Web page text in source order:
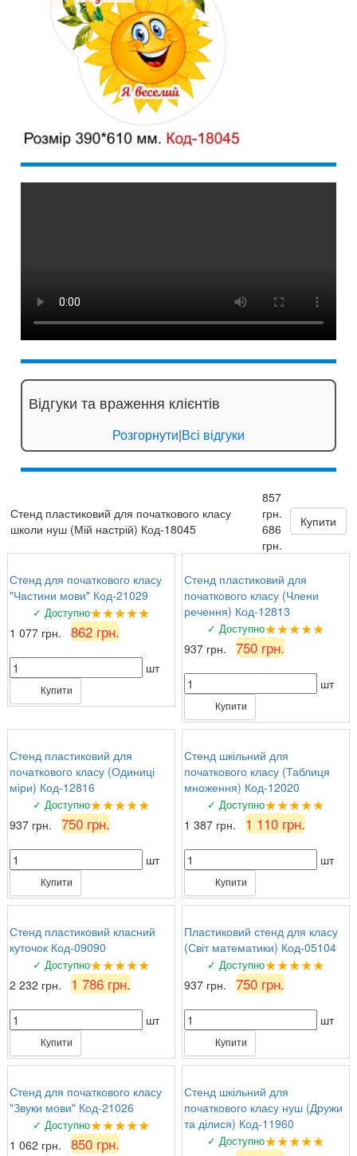
Відгуки та враження клієнтів
Розгорнути|Всі відгуки
Стенд пластиковий для початкового класу
школи нуш (Мій настрій) Код-18045
857
грн.
686
грн.
Купити
Стенд для початкового класу
"Частини мови" Код-21029
✓ Доступно★★★★★
1 077 грн. 862 грн.
шт
Купити
Стенд пластиковий для
початкового класу (Члени
речення) Код-12813
✓ Доступно★★★★★
937 грн. 750 грн.
шт
Купити
Стенд пластиковий для
початкового класу (Одиниці
міри) Код-12816
✓ Доступно★★★★★
937 грн. 750 грн.
шт
Купити
Стенд шкільний для
початкового класу (Таблиця
множення) Код-12020
✓ Доступно★★★★★
1 387 грн. 1 110 грн.
шт
Купити
Стенд пластиковий класний
куточок Код-09090
✓ Доступно★★★★★
2 232 грн. 1 786 грн.
шт
Купити
Пластиковий стенд для класу
(Світ математики) Код-05104
✓ Доступно★★★★★
937 грн. 750 грн.
шт
Купити
Стенд для початкового класу
"Звуки мови" Код-21026
✓ Доступно★★★★★
1 062 грн. 850 грн.
Стенд шкільний для
початкового класу нуш (Дружи
та ділися) Код-11960
✓ Доступно★★★★★